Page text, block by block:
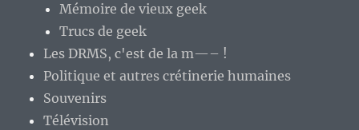
Mémoire de vieux geek
Trucs de geek
Les DRMS, c'est de la m—– !
Politique et autres crétinerie humaines
Souvenirs
Télévision